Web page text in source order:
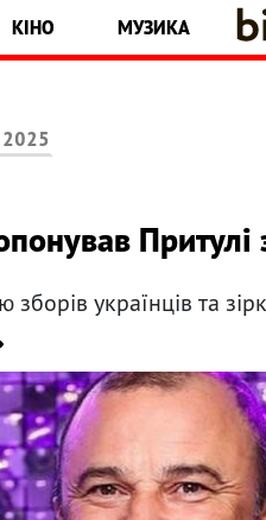
КІНО МУЗИКА
2025
зборів українців та